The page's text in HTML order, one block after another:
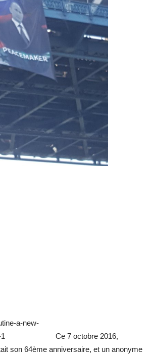
Ce 7 octobre 2016,
son 64ème anniversaire, et un anonyme